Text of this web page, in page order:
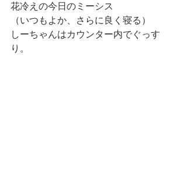
花冷えの今日のミーシス
（いつもよか、さらに良く寝る）
しーちゃんはカウンター内でぐっす
り。